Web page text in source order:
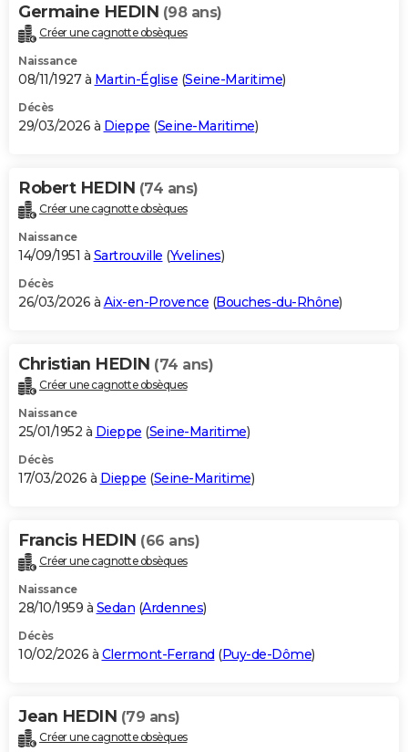
Germaine HEDIN (98 ans)
Créer une cagnotte obsèques
Naissance
08/11/1927 à Martin-Église (Seine-Maritime)
Décès
29/03/2026 à Dieppe (Seine-Maritime)
Robert HEDIN (74 ans)
Créer une cagnotte obsèques
Naissance
14/09/1951 à Sartrouville (Yvelines)
Décès
26/03/2026 à Aix-en-Provence (Bouches-du-Rhône)
Christian HEDIN (74 ans)
Créer une cagnotte obsèques
Naissance
25/01/1952 à Dieppe (Seine-Maritime)
Décès
17/03/2026 à Dieppe (Seine-Maritime)
Francis HEDIN (66 ans)
Créer une cagnotte obsèques
Naissance
28/10/1959 à Sedan (Ardennes)
Décès
10/02/2026 à Clermont-Ferrand (Puy-de-Dôme)
Jean HEDIN (79 ans)
Créer une cagnotte obsèques